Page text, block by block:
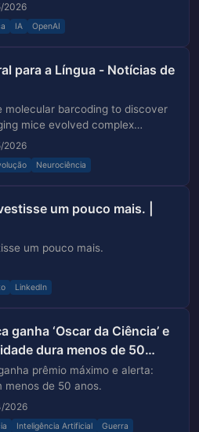
2026
IA OpenAI
para a Língua - Notícias de
molecular barcoding to discover
mice evolved complex
targeted tripling of neural
2026
Neurociência
um pouco mais. |
um pouco mais.
LinkedIn
ganha ‘Oscar da Ciência’ e
dura menos de 50
prêmio máximo e alerta:
menos de 50 anos.
2026
Inteligência Artificial Guerra